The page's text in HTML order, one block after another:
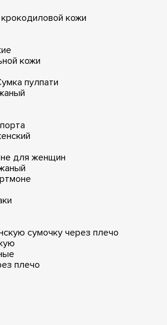
кожи
кожи
пулпати
для женщин
сумочку через плечо
плечо